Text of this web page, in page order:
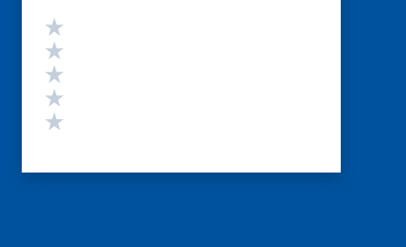
Valutazione